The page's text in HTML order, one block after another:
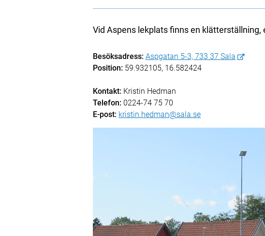
Vid Aspens lekplats finns en
Besöksadress: Aspgatan 5-3, 733 37 Sala
Position: 59.932105, 16.582424
Kontakt: Kristin Hedman
Telefon: 0224-74 75 70
E-post: kristin.hedman@sala.se